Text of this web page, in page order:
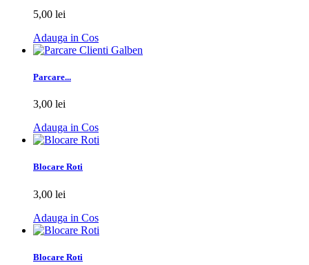
5,00 lei
Adauga in Cos
Parcare...
3,00 lei
Adauga in Cos
Blocare Roti
3,00 lei
Adauga in Cos
Blocare Roti